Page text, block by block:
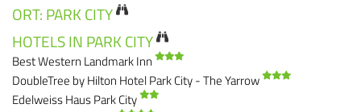
ORT: PARK CITY
HOTELS IN PARK CITY
Best Western Landmark Inn
DoubleTree by Hilton Hotel Park City - The Yarrow
Edelweiss Haus Park City